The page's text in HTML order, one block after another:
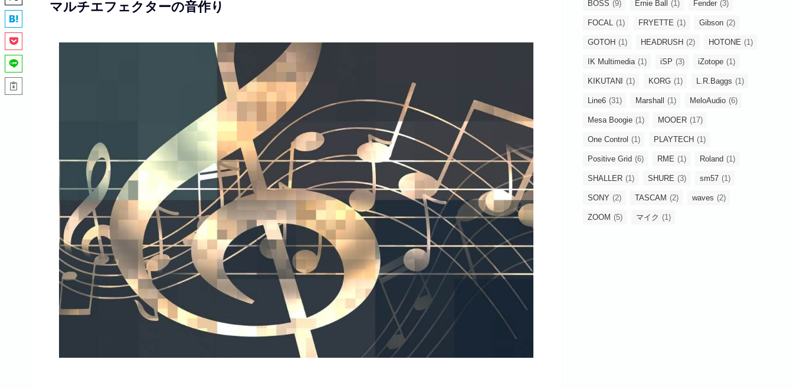
マルチエフェクターの音作り BOSS (9) Ernie Ball (1) Fender (3)
FOCAL (1) FRYETTE (1) Gibson (2)
GOTOH (1) HEADRUSH (2) HOTONE (1)
IK Multimedia (1) iSP (3) iZotope (1)
KIKUTANI (1) KORG (1) L.R.Baggs (1)
Line6 (31) Marshall (1) MeloAudio (6)
Mesa Boogie (1) MOOER (17)
One Control (1) PLAYTECH (1)
Positive Grid (6) RME (1) Roland (1)
SHALLER (1) SHURE (3) sm57 (1)
SONY (2) TASCAM (2) waves (2)
ZOOM (5) マイク (1)